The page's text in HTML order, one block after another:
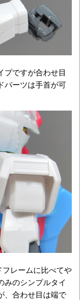
プですが合わせ目
パーツは手首が可
レームに比べてや
みのシンプルタイ
、合わせ目は端で